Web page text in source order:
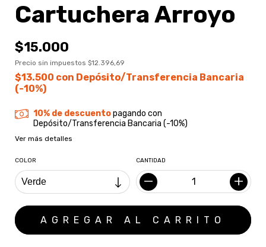
Cartuchera Arroyo
$15.000
Precio sin impuestos $12.396,69
$13.500 con Depósito/Transferencia Bancaria
(-10%)
10% de descuentopagando con
Depósito/Transferencia Bancaria (-10%)
Ver más detalles
COLOR CANTIDAD